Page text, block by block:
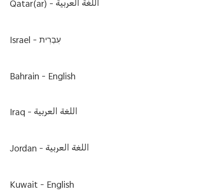
Qatar(ar) -اللغة العربية
Israel -עִבְרִית
Bahrain - English
Iraq -اللغة العربية
Jordan -اللغة العربية
Kuwait - English